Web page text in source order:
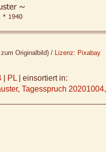
Originalbild) / Lizenz: Pixabay
PL
einsortiert in:
, Tagesspruch 20201004,